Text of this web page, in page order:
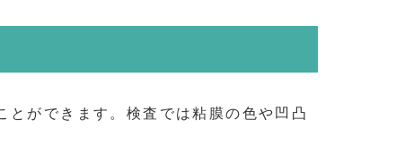
ができます。検査では粘膜の色や凹凸